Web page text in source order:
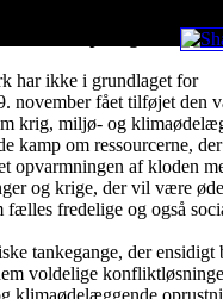
- stop krigen!
har ikke i grundlaget for
november fået tilføjet den
krig, miljø- og
kamp om ressourcerne,
opvarmningen af kloden
og krige, der vil være
fælles fredelige og også
tankegange, der ensidigt
voldelige
klimaødelæggende